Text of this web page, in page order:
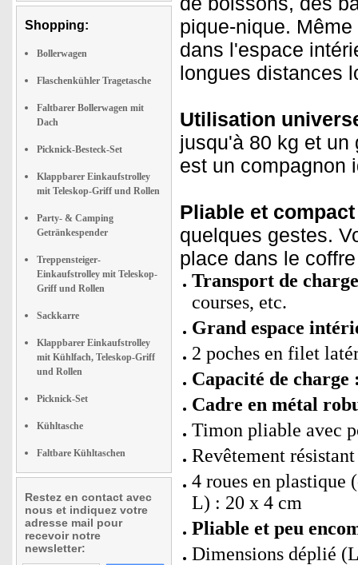
Shopping:
Bollerwagen
Flaschenkühler Tragetasche
Faltbarer Bollerwagen mit
Dach
Picknick-Besteck-Set
Klappbarer Einkaufstrolley
mit Teleskop-Griff und Rollen
Party- & Camping
Getränkespender
Treppensteiger-
Einkaufstrolley mit Teleskop-
Griff und Rollen
Sackkarre
Klappbarer Einkaufstrolley
mit Kühlfach, Teleskop-Griff
und Rollen
Picknick-Set
Kühltasche
Faltbare Kühltaschen
Restez en contact avec
nous et indiquez votre
adresse mail pour
recevoir notre
newsletter:
pique-nique.
dans l'espace
longues distances
Utilisation
jusqu'à 80 kg et un
est un compagnon
Pliable et
quelques gestes.
place dans le
Transport de
courses, etc.
Grand espace
2 poches en filet
Capacité de charge
Cadre en métal
Timon pliable avec
Revêtement
4 roues en plastique
L) : 20 x 4 cm
Pliable et peu
Dimensions déplié